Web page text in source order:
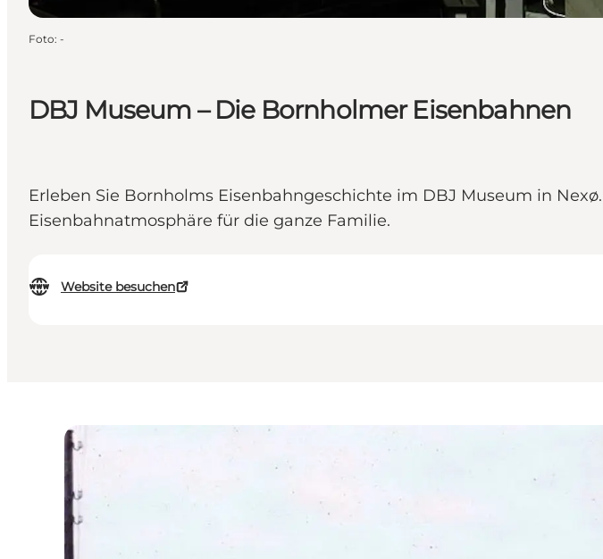
DBJ Museum – Die Bornholmer Eisenbahnen
Erleben Sie Bornholms Eisenbahngeschichte im DBJ Museum in
Eisenbahnatmosphäre für die ganze Familie.
Website besuchen
Foto: -